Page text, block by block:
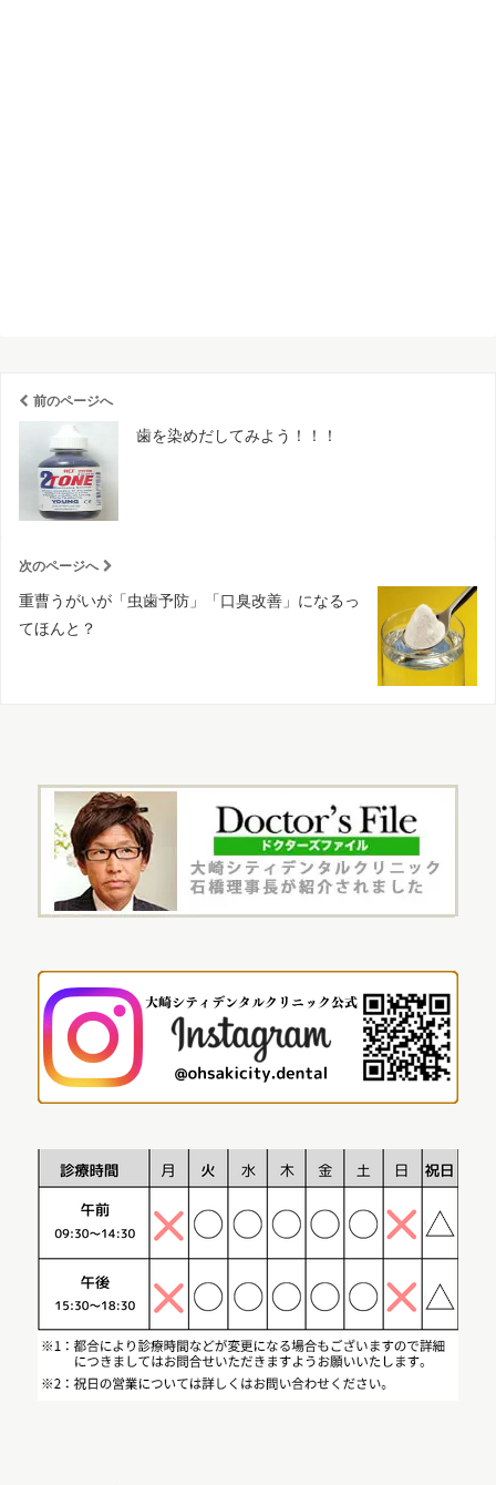
前のページへ
歯を染めだしてみよう！！！
次のページへ
重曹うがいが「虫歯予防」「口臭改善」になるっ
てほんと？